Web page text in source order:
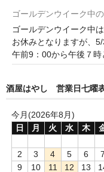
小鹿 小鹿酒造（鹿
明るい農村 霧島町
鶴見 大石酒造（鹿
自 然 派 ワ イ ン
France/ﾌﾗﾝｽ
ゴールデンウイーク中
ゴールデンウイーク中
お休みとなりますが、
午前9：00から午後７時
酒屋はやし 営業日七曜
今月(2026年8月)
日
月 火 水 木
2
3 4 5 6 7
9
10 11 12 13